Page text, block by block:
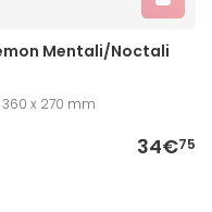
Mentali/Noctali
x 270 mm
34€75